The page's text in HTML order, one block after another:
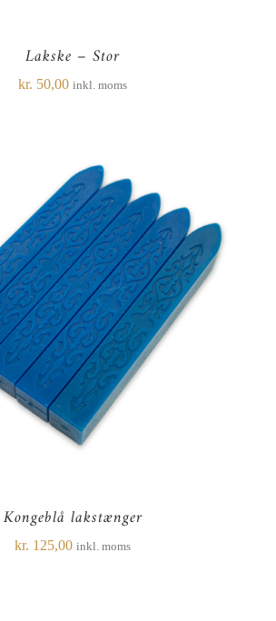
Lakske – Stor
kr. 50,00 inkl. moms
Kongeblå lakstænger
kr. 125,00 inkl. moms